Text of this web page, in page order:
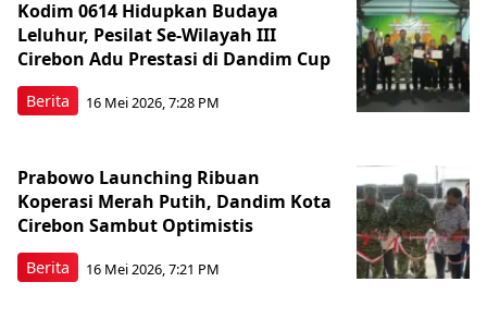
Berita
Kodim 0614 Hidupkan Budaya
Leluhur, Pesilat Se-Wilayah III
Cirebon Adu Prestasi di Dandim Cup
16 Mei 2026, 7:28 PM
Berita
Prabowo Launching Ribuan
Koperasi Merah Putih, Dandim Kota
Cirebon Sambut Optimistis
16 Mei 2026, 7:21 PM